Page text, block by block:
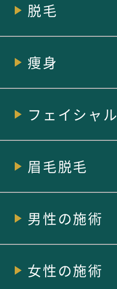
脱毛
痩身
フェイシャル
眉毛脱毛
男性の施術
女性の施術